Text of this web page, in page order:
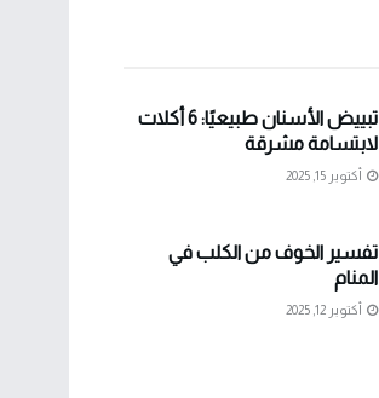
تبييض الأسنان طبيعيًا: 6 أكلات
لابتسامة مشرقة
أكتوبر 15, 2025
تفسير الخوف من الكلب في
المنام
أكتوبر 12, 2025